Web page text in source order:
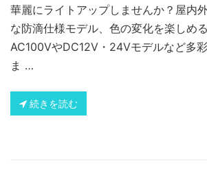
華麗にライトアップしませんか？屋内
な防滴仕様モデル、色の変化を楽しめる
AC100VやDC12V・24Vモデルなど多
ま …
続きを読む